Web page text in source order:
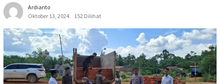
Ardianto
Oktober 13, 2024
152 Dilihat